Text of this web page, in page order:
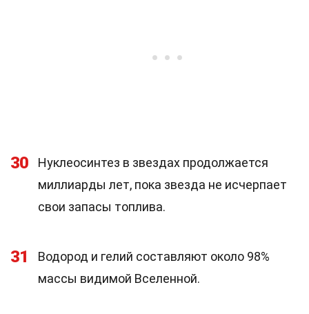
30
Нуклеосинтез в звездах продолжается
миллиарды лет, пока звезда не исчерпает
свои запасы топлива.
31
Водород и гелий составляют около 98%
массы видимой Вселенной.